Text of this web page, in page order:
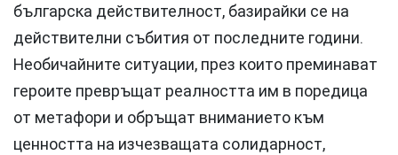
българска действителност, базирайки се на
действителни събития от последните години.
Необичайните ситуации, през които преминават
героите превръщат реалността им в поредица
от метафори и обръщат вниманието към
ценността на изчезващата солидарност,